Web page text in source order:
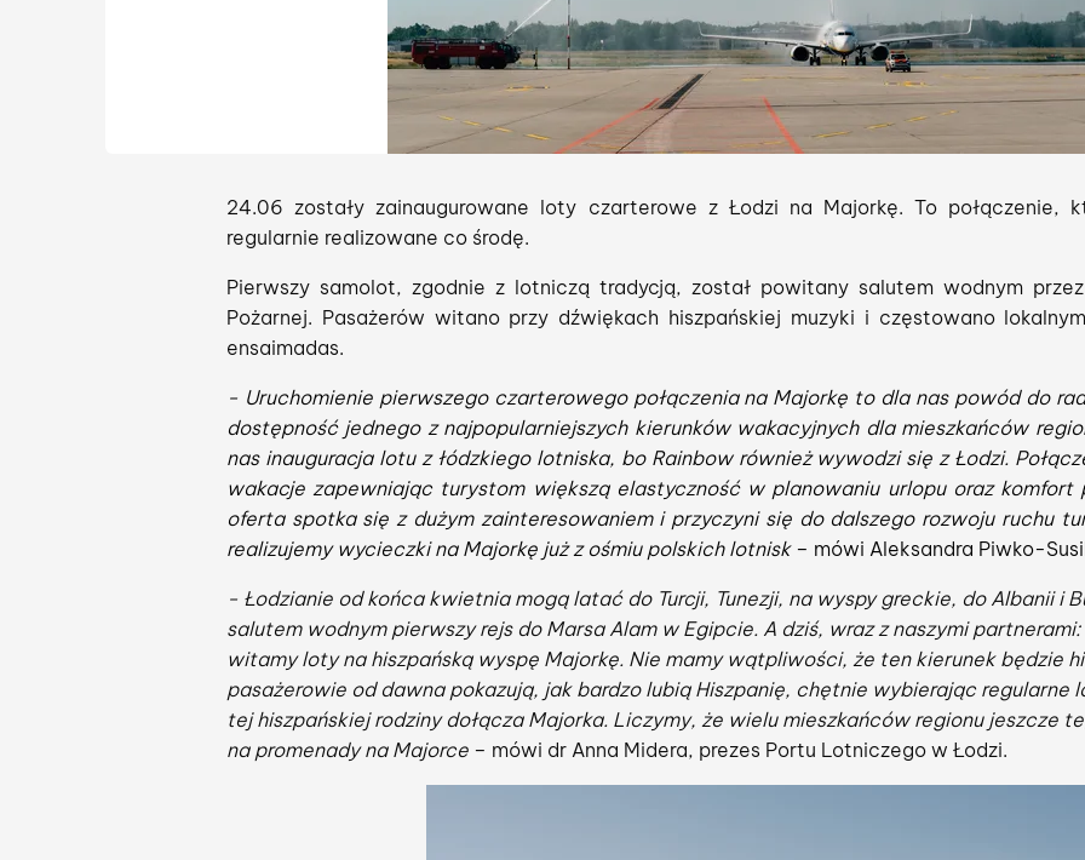
24.06 zostały zainaugurowane loty czarterowe z Łodzi na Majorkę. To połączenie,
regularnie realizowane co środę.
Pierwszy samolot, zgodnie z lotniczą tradycją, został powitany salutem wodnym
Pożarnej. Pasażerów witano przy dźwiękach hiszpańskiej muzyki i częstowano
ensaimadas.
- Uruchomienie pierwszego czarterowego połączenia na Majorkę to dla nas powód do
dostępność jednego z najpopularniejszych kierunków wakacyjnych dla mieszkańców
nas inauguracja lotu z łódzkiego lotniska, bo Rainbow również wywodzi się z Łodzi.
wakacje zapewniając turystom większą elastyczność w planowaniu urlopu oraz komfort
oferta spotka się z dużym zainteresowaniem i przyczyni się do dalszego rozwoju ruchu
realizujemy wycieczki na Majorkę już z ośmiu polskich lotnisk – mówi Aleksandra Piwko-
- Łodzianie od końca kwietnia mogą latać do Turcji, Tunezji, na wyspy greckie, do Albanii i
salutem wodnym pierwszy rejs do Marsa Alam w Egipcie. A dziś, wraz z naszymi
witamy loty na hiszpańską wyspę Majorkę. Nie mamy wątpliwości, że ten kierunek będzie
pasażerowie od dawna pokazują, jak bardzo lubią Hiszpanię, chętnie wybierając regularne
tej hiszpańskiej rodziny dołącza Majorka. Liczymy, że wielu mieszkańców regionu jeszcze
na promenady na Majorce – mówi dr Anna Midera, prezes Portu Lotniczego w Łodzi.